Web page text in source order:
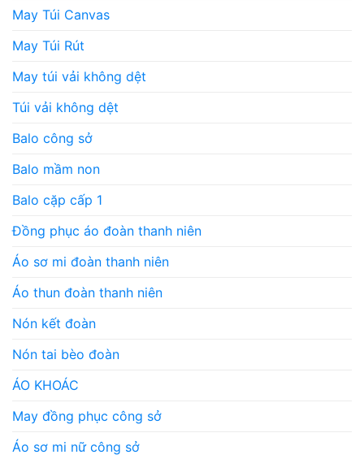
May Túi Canvas
May Túi Rút
May túi vải không dệt
Túi vải không dệt
Balo công sở
Balo mầm non
Balo cặp cấp 1
Đồng phục áo đoàn thanh niên
Áo sơ mi đoàn thanh niên
Áo thun đoàn thanh niên
Nón kết đoàn
Nón tai bèo đoàn
ÁO KHOÁC
May đồng phục công sở
Áo sơ mi nữ công sở